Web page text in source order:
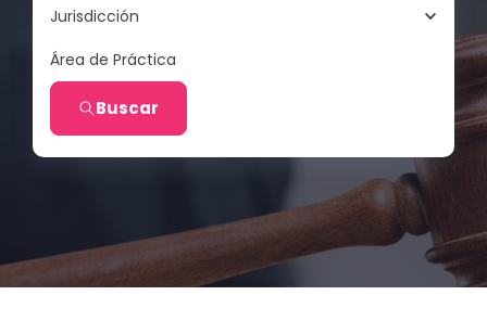
Jurisdicción
Área de Práctica
Buscar